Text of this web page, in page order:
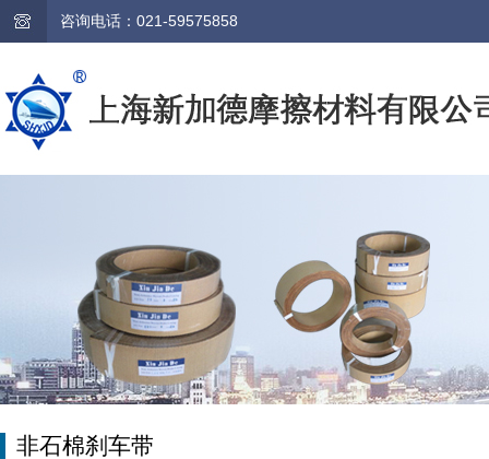
咨询电话：021-59575858
非石棉刹车带